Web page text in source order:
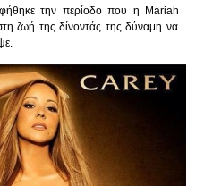
την περίοδο που η
Mariah
ζωή της δίνοντάς της δύναμη να
.